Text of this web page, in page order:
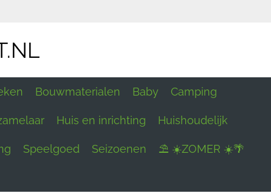
Bouwmaterialen Baby Camping
Huis en inrichting Huishoudelijk
Speelgoed Seizoenen ⛱ ☀️ZOMER ☀️🌴